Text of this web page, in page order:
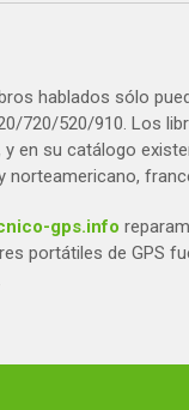
hablados sólo
720/520/910. Los
y en su catálogo
norteamericano,
gps.info
portátiles de GPS